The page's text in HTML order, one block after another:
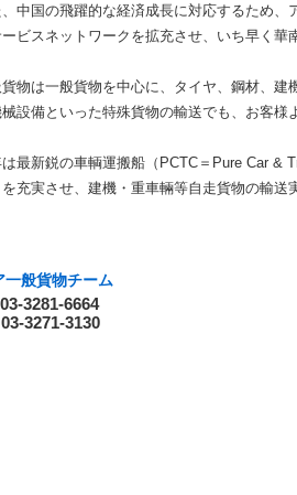
中国の飛躍的な経済成長に対応するため、
ビスネットワークを拡充させ、いち早く華
物は一般貨物を中心に、タイヤ、鋼材、建
設備といった特殊貨物の輸送でも、お客様
最新鋭の車輌運搬船（PCTC＝Pure Car &
充実させ、建機・重車輛等自走貨物の輸送
一般貨物チーム
3281-6664
3271-3130